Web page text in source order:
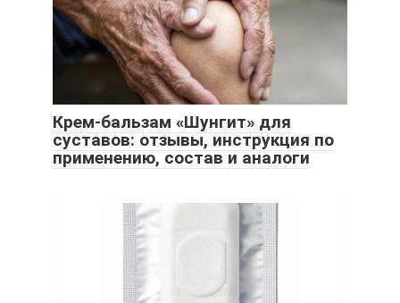
Крем-бальзам «Шунгит» для
суставов: отзывы, инструкция по
применению, состав и аналоги